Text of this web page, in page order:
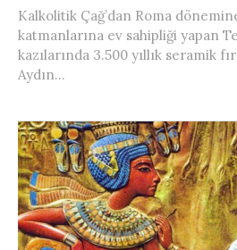
Kalkolitik Çağ’dan Roma
katmanlarına ev sahipliği yapan
kazılarında 3.500 yıllık seramik
Aydın...